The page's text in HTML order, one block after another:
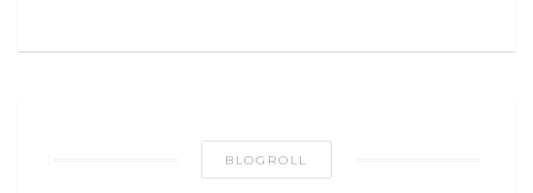
BLOGROLL